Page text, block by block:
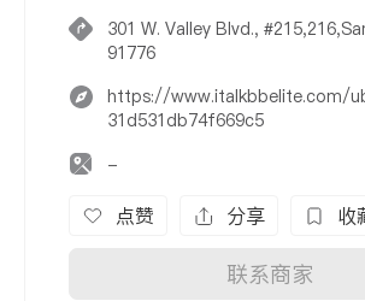
301 W. Valley Blvd.,
91776
https://www.italkbbelite.com/
31d531db74f669c5
-
点赞 分享 收
联系商家